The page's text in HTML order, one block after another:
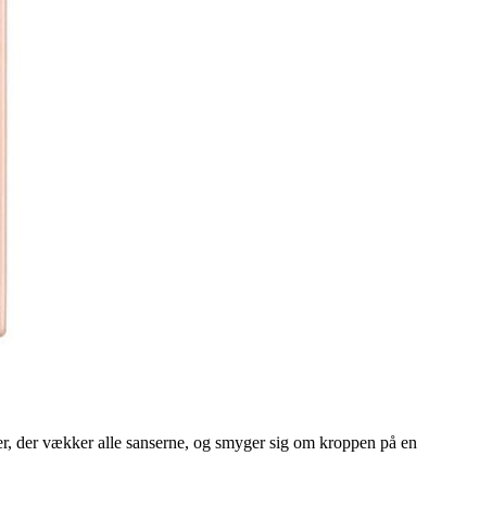
vækker alle sanserne, og smyger sig om kroppen på en